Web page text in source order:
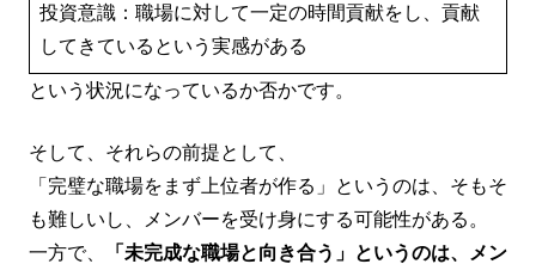
投資意識：職場に対して一定の時間貢献をし、貢献
してきているという実感がある
という状況になっているか否かです。
そして、それらの前提として、
「完璧な職場をまず上位者が作る」というのは、そもそ
も難しいし、メンバーを受け身にする可能性がある。
一方で、
「未完成な職場と向き合う」というのは、メン